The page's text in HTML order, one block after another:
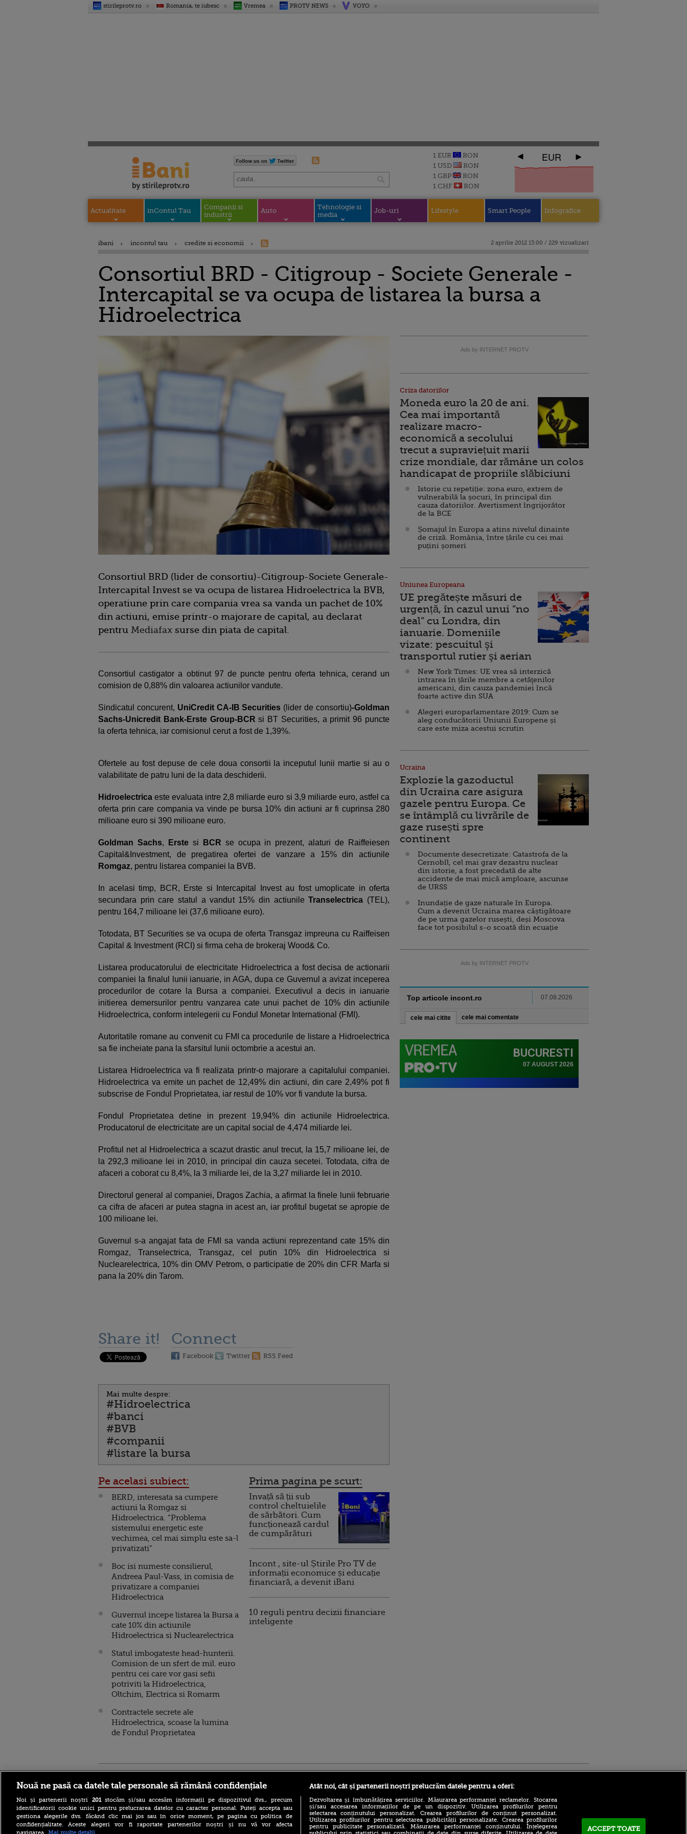
stirileprotv.ro Romania, te iubesc Vremea PROTV NEWS VOYO
1 EUR
RON
1 USD
RON
1 GBP
RON
1 CHF
RON
EUR
Actualitate inContul Tau
Companii si
industrii
Auto
Tehnologie si
media
Job-uri Lifestyle Smart People Infografice
ibani incontul tau credite si economii 2 aprilie 2012 13:00 / 229 vizualizari
Consortiul BRD - Citigroup - Societe Generale -
Intercapital se va ocupa de listarea la bursa a
Hidroelectrica
Consortiul BRD (lider de consortiu)-Citigroup-Societe Generale-
Intercapital Invest se va ocupa de listarea Hidroelectrica la BVB,
operatiune prin care compania vrea sa vanda un pachet de 10%
din actiuni, emise printr-o majorare de capital, au declarat
pentru Mediafax surse din piata de capital.
Consortiul castigator a obtinut 97 de puncte pentru oferta tehnica, cerand un
comision de 0,88% din valoarea actiunilor vandute.
Sindicatul concurent, UniCredit CA-IB Securities (lider de consortiu)-Goldman
Sachs-Unicredit Bank-Erste Group-BCRsi BT Securities, a primit 96 puncte
la oferta tehnica, iar comisionul cerut a fost de 1,39%.
Ofertele au fost depuse de cele doua consortii la inceputul lunii martie si au o
valabilitate de patru luni de la data deschiderii.
Hidroelectrica este evaluata intre 2,8 miliarde euro si 3,9 miliarde euro, astfel ca
oferta prin care compania va vinde pe bursa 10% din actiuni ar fi cuprinsa 280
milioane euro si 390 milioane euro.
Goldman Sachs, Erstesi BCR se ocupa in prezent, alaturi de Raiffeiesen
Capital&Investment, de pregatirea ofertei de vanzare a 15% din actiunile
Romgaz, pentru listarea companiei la BVB.
In acelasi timp, BCR, Erste si Intercapital Invest au fost umoplicate in oferta
secundara prin care statul a vandut 15% din actiunileTranselectrica (TEL),
pentru 164,7 milioane lei (37,6 milioane euro).
Totodata, BT Securities se va ocupa de oferta Transgaz impreuna cu Raiffeisen
Capital & Investment (RCI) si firma ceha de brokeraj Wood& Co.
Listarea producatorului de electricitate Hidroelectrica a fost decisa de actionarii
companiei la finalul lunii ianuarie, in AGA, dupa ce Guvernul a avizat inceperea
procedurilor de cotare la Bursa a companiei. Executivul a decis in ianuarie
initierea demersurilor pentru vanzarea cate unui pachet de 10% din actiunile
Hidroelectrica, conform intelegerii cu Fondul Monetar International (FMI).
Autoritatile romane au convenit cu FMI ca procedurile de listare a Hidroelectrica
sa fie incheiate pana la sfarsitul lunii octombrie a acestui an.
Listarea Hidroelectrica va fi realizata printr-o majorare a capitalului companiei.
Hidroelectrica va emite un pachet de 12,49% din actiuni, din care 2,49% pot fi
subscrise de Fondul Proprietatea, iar restul de 10% vor fi vandute la bursa.
Fondul Proprietatea detine in prezent 19,94% din actiunile Hidroelectrica.
Producatorul de electricitate are un capital social de 4,474 miliarde lei.
Profitul net al Hidroelectrica a scazut drastic anul trecut, la 15,7 milioane lei, de
la 292,3 milioane lei in 2010, in principal din cauza secetei. Totodata, cifra de
afaceri a coborat cu 8,4%, la 3 miliarde lei, de la 3,27 miliarde lei in 2010.
Directorul general al companiei, Dragos Zachia, a afirmat la finele lunii februarie
ca cifra de afaceri ar putea stagna in acest an, iar profitul bugetat se apropie de
100 milioane lei.
Guvernul s-a angajat fata de FMI sa vanda actiuni reprezentand cate 15% din
Romgaz, Transelectrica, Transgaz, cel putin 10% din Hidroelectrica si
Nuclearelectrica, 10% din OMV Petrom, o participatie de 20% din CFR Marfa si
pana la 20% din Tarom.
Share it! Connect
Facebook Twitter RSS Feed
Mai multe despre:
#Hidroelectrica
#banci
#BVB
#companii
#listare la bursa
Pe acelasi subiect:
BERD, interesata sa cumpere
actiuni la Romgaz si
Hidroelectrica. “Problema
sistemului energetic este
vechimea, cel mai simplu este sa-l
privatizati”
Boc isi numeste consilierul,
Andreea Paul-Vass, in comisia de
privatizare a companiei
Hidroelectrica
Guvernul incepe listarea la Bursa a
cate 10% din actiunile
Hidroelectrica si Nuclearelectrica
Statul imbogateste head-hunterii.
Comision de un sfert de mil. euro
pentru cei care vor gasi sefii
potriviti la Hidroelectrica,
Oltchim, Electrica si Romarm
Contractele secrete ale
Hidroelectrica, scoase la lumina
de Fondul Proprietatea
Prima pagina pe scurt:
Invață să ții sub
control cheltuielile
de sărbători. Cum
funcționează cardul
de cumpărături
Incont , site-ul Știrile Pro TV de
informații economice și educație
financiară, a devenit iBani
10 reguli pentru decizii financiare
inteligente
Ads by INTERNET PROTV
Criza datoriilor
Moneda euro la 20 de ani.
Cea mai importantă
realizare macro-
economică a secolului
trecut a supraviețuit marii
crize mondiale, dar rămâne un colos
handicapat de propriile slăbiciuni
Istorie cu repetiție: zona euro, extrem de
vulnerabilă la șocuri, în principal din
cauza datoriilor. Avertisment îngrijorător
de la BCE
Șomajul în Europa a atins nivelul dinainte
de criză. România, între țările cu cei mai
puțini șomeri
Uniunea Europeana
UE pregătește măsuri de
urgență, în cazul unui ”no
deal” cu Londra, din
ianuarie. Domeniile
vizate: pescuitul şi
transportul rutier şi aerian
New York Times: UE vrea să interzică
intrarea în țările membre a cetăţenilor
americani, din cauza pandemiei încă
foarte active din SUA
Alegeri europarlamentare 2019: Cum se
aleg conducătorii Uniunii Europene și
care este miza acestui scrutin
Ucraina
Explozie la gazoductul
din Ucraina care asigura
gazele pentru Europa. Ce
se întâmplă cu livrările de
gaze rusești spre
continent
Documente desecretizate: Catastrofa de la
Cernobîl, cel mai grav dezastru nuclear
din istorie, a fost precedată de alte
accidente de mai mică amploare, ascunse
de URSS
Inundație de gaze naturale în Europa.
Cum a devenit Ucraina marea câștigătoare
de pe urma gazelor rusești, deși Moscova
face tot posibilul s-o scoată din ecuație
Ads by INTERNET PROTV
Top articole incont.ro 07.08.2026
cele mai citite cele mai comentate
Nouă ne pasă ca datele tale personale să rămână confidențiale
Noi și partenerii noștri 201stocăm și/sau accesăm informații pe dispozitivul dvs., precum
identificatorii cookie unici pentru prelucrarea datelor cu caracter personal. Puteți accepta sau
gestiona alegerile dvs. făcând clic mai jos sau în orice moment, pe pagina cu politica de
confidențialitate. Aceste alegeri vor fi raportate partenerilor noștri și nu vă vor afecta
Atât noi, cât și partenerii noștri prelucrăm datele pentru a oferi:
Dezvoltarea și îmbunătățirea serviciilor. Măsurarea performanței reclamelor. Stocarea
și/sau accesarea informațiilor de pe un dispozitiv. Utilizarea profilurilor pentru
selectarea conținutului personalizat. Crearea profilurilor de conținut personalizat.
Utilizarea profilurilor pentru selectarea publicității personalizate. Crearea profilurilor
pentru publicitate personalizată. Măsurarea performanței conținutului. Înțelegerea
ACCEPT TOATE